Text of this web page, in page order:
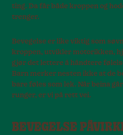
ting. Da får både kroppen og
trenger.
Bevegelse er like viktig som
kroppen, utvikler motorikken,
gjør det lettere å håndtere
Barn merker nesten ikke at de
bare føles som lek. Når beina
runger, er vi på rett vei.
BEVEGELSE